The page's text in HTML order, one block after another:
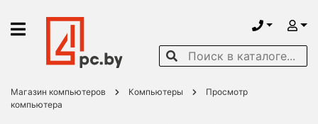
Магазин компьютеров Компьютеры
Просмотр
компьютера